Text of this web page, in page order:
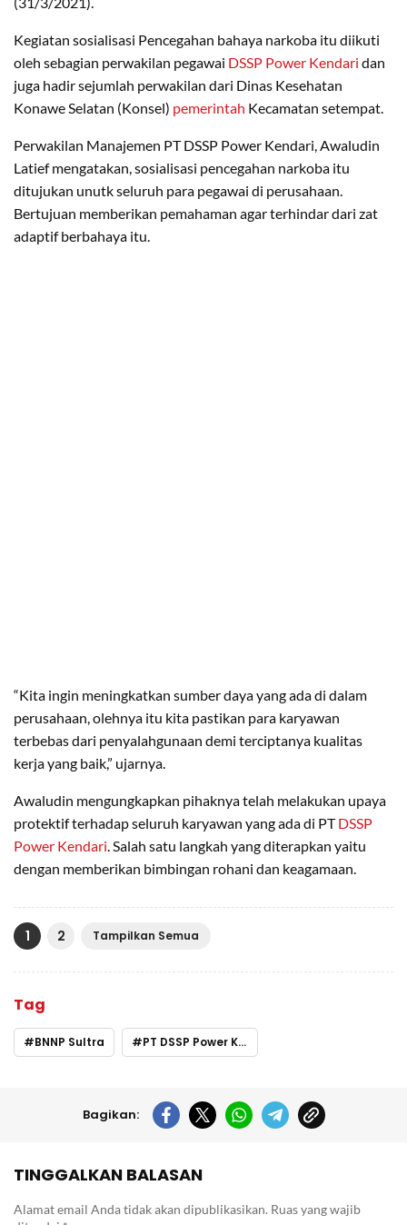
Kegiatan sosialisasi Pencegahan bahaya narkoba itu diikuti
oleh sebagian perwakilan pegawai DSSP Power Kendari dan
juga hadir sejumlah perwakilan dari Dinas Kesehatan
Konawe Selatan (Konsel) pemerintah Kecamatan setempat.
Perwakilan Manajemen PT DSSP Power Kendari, Awaludin
Latief mengatakan, sosialisasi pencegahan narkoba itu
ditujukan unutk seluruh para pegawai di perusahaan.
Bertujuan memberikan pemahaman agar terhindar dari zat
adaptif berbahaya itu.
“Kita ingin meningkatkan sumber daya yang ada di dalam
perusahaan, olehnya itu kita pastikan para karyawan
terbebas dari penyalahgunaan demi terciptanya kualitas
kerja yang baik,” ujarnya.
Awaludin mengungkapkan pihaknya telah melakukan upaya
protektif terhadap seluruh karyawan yang ada di PTDSSP
Power Kendari. Salah satu langkah yang diterapkan yaitu
dengan memberikan bimbingan rohani dan keagamaan.
1 2 Tampilkan Semua
Tag
BNNP Sultra PT DSSP Power Kendari
Bagikan:
TINGGALKAN BALASAN
Alamat email Anda tidak akan dipublikasikan. Ruas yang wajib